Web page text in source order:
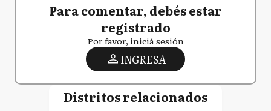
Para comentar, debés estar
registrado
Por favor, iniciá sesión
INGRESA
Distritos relacionados